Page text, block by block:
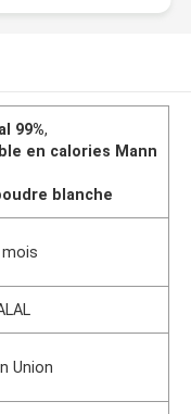
99%,
en calories Mann
blanche
Union